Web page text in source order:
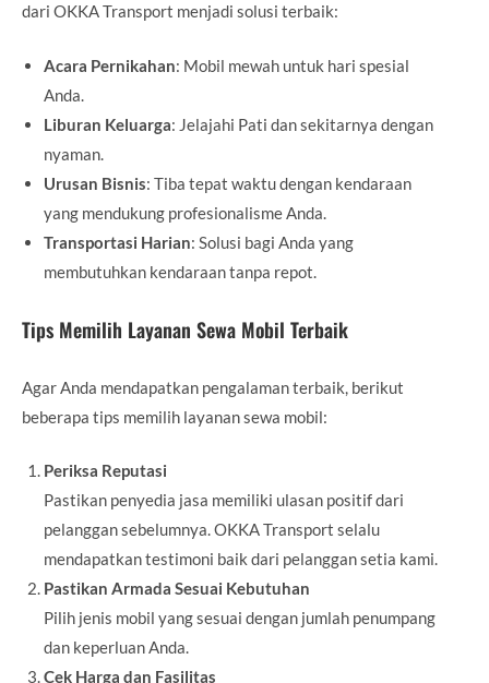
dari OKKA Transport menjadi solusi terbaik:
Acara Pernikahan: Mobil mewah untuk hari spesial
Anda.
Liburan Keluarga: Jelajahi Pati dan sekitarnya dengan
nyaman.
Urusan Bisnis: Tiba tepat waktu dengan kendaraan
yang mendukung profesionalisme Anda.
Transportasi Harian: Solusi bagi Anda yang
membutuhkan kendaraan tanpa repot.
Tips Memilih Layanan Sewa Mobil Terbaik
Agar Anda mendapatkan pengalaman terbaik, berikut
beberapa tips memilih layanan sewa mobil:
Periksa Reputasi
Pastikan penyedia jasa memiliki ulasan positif dari
pelanggan sebelumnya. OKKA Transport selalu
mendapatkan testimoni baik dari pelanggan setia kami.
Pastikan Armada Sesuai Kebutuhan
Pilih jenis mobil yang sesuai dengan jumlah penumpang
dan keperluan Anda.
Cek Harga dan Fasilitas